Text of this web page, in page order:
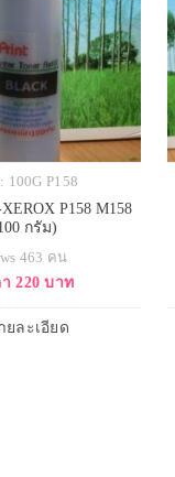
100G P158
P158 M158
กรัม)
463 คน
220 บาท
ยละเอียด